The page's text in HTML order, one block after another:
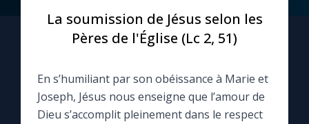
L'actualité de la semaine
La newsletter
La soumission de Jésus selon les
Pères de l'Église (Lc 2, 51)
En s’humiliant par son obéissance à Marie et
Joseph, Jésus nous enseigne que l’amour de
Dieu s’accomplit pleinement dans le respect